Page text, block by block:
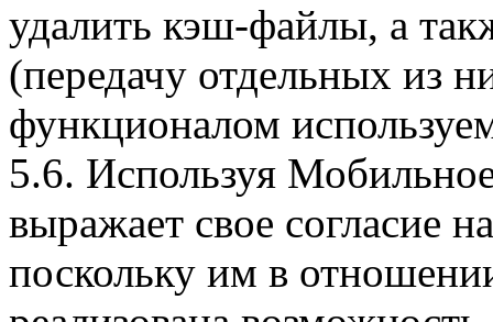
удалить кэш-файлы, а
(передачу отдельных из
функционалом
5.6. Используя
выражает свое согласие
поскольку им в